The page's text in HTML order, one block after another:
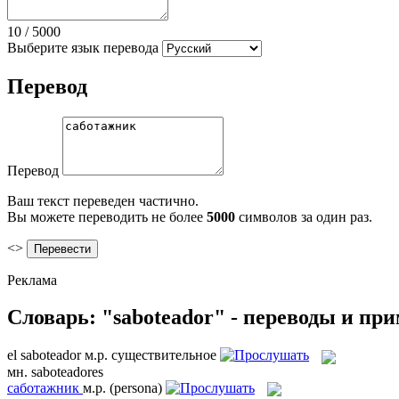
10 / 5000
Выберите язык перевода
Перевод
Перевод
Ваш текст переведен частично.
Вы можете переводить не более 5000 символов за один раз.
<>
Реклама
Словарь: "saboteador" - переводы и
el saboteador м.р. существительное
мн. saboteadores
саботажник м.р. (persona)